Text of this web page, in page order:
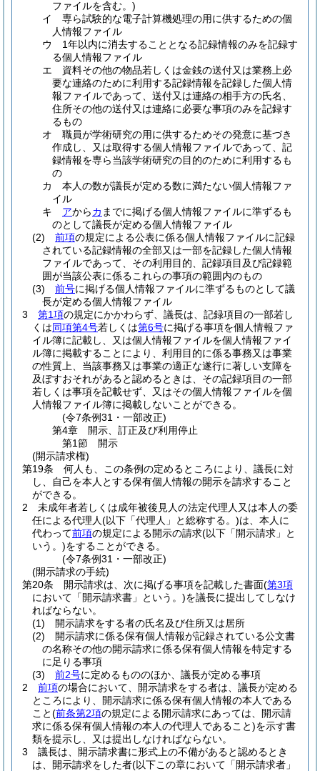
ファイルを含む。)
イ
専ら試験的な電子計算機処理の用に供するための個
人情報ファイル
ウ
1年以内に消去することとなる記録情報のみを記録す
る個人情報ファイル
エ
資料その他の物品若しくは金銭の送付又は業務上必
要な連絡のために利用する記録情報を記録した個人情
報ファイルであって、送付又は連絡の相手方の氏名、
住所その他の送付又は連絡に必要な事項のみを記録す
るもの
オ
職員が学術研究の用に供するためその発意に基づき
作成し、又は取得する個人情報ファイルであって、記
録情報を専ら当該学術研究の目的のために利用するも
の
カ
本人の数が議長が定める数に満たない個人情報ファ
イル
キ
アからカ までに掲げる個人情報ファイルに準ずるも
のとして議長が定める個人情報ファイル
(2)
前項の規定による公表に係る個人情報ファイルに記録
されている記録情報の全部又は一部を記録した個人情報
ファイルであって、その利用目的、記録項目及び記録範
囲が当該公表に係るこれらの事項の範囲内のもの
(3)
前号に掲げる個人情報ファイルに準ずるものとして議
長が定める個人情報ファイル
3
第1項の規定にかかわらず、議長は、記録項目の一部若し
くは同項第4号若しくは第6号に掲げる事項を個人情報ファ
イル簿に記載し、又は個人情報ファイルを個人情報ファイ
ル簿に掲載することにより、利用目的に係る事務又は事業
の性質上、当該事務又は事業の適正な遂行に著しい支障を
及ぼすおそれがあると認めるときは、その記録項目の一部
若しくは事項を記載せず、又はその個人情報ファイルを個
人情報ファイル簿に掲載しないことができる。
(令7条例31・一部改正)
第4章
開示、訂正及び利用停止
第1節
開示
(開示請求権)
第19条
何人も、この条例の定めるところにより、議長に対
し、自己を本人とする保有個人情報の開示を請求すること
ができる。
2
未成年者若しくは成年被後見人の法定代理人又は本人の委
任による代理人(以下「代理人」と総称する。)は、本人に
代わって前項の規定による開示の請求(以下「開示請求」と
いう。)をすることができる。
(令7条例31・一部改正)
(開示請求の手続)
第20条
開示請求は、次に掲げる事項を記載した書面(第3項
において「開示請求書」という。)を議長に提出してしなけ
ればならない。
(1)
開示請求をする者の氏名及び住所又は居所
(2)
開示請求に係る保有個人情報が記録されている公文書
の名称その他の開示請求に係る保有個人情報を特定する
に足りる事項
(3)
前2号に定めるもののほか、議長が定める事項
2
前項の場合において、開示請求をする者は、議長が定める
ところにより、開示請求に係る保有個人情報の本人である
こと(前条第2項の規定による開示請求にあっては、開示請
求に係る保有個人情報の本人の代理人であること)を示す書
類を提示し、又は提出しなければならない。
3
議長は、開示請求書に形式上の不備があると認めるとき
は、開示請求をした者(以下この章において「開示請求者」